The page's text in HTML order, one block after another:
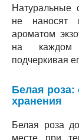
Натуральные
не наносят
ароматом
на каждом
подчеркивая
Белая роза:
хранения
Белая роза